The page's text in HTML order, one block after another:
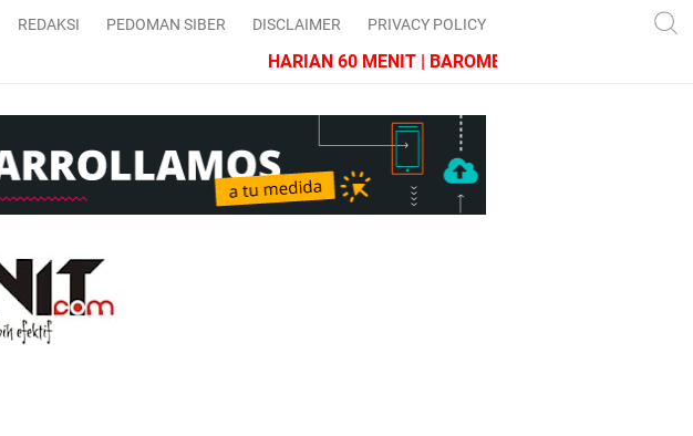
REDAKSI PEDOMAN SIBER DISCLAIMER PRIVACY POLICY
HARIAN 60 MENIT | BAROMETER JAWA BARAT